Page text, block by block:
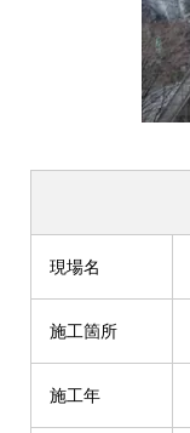
現場名
施工箇所
施工年